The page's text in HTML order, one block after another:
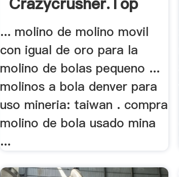
... molino de molino movil
con igual de oro para la
molino de bolas pequeno ...
molinos a bola denver para
uso mineria: taiwan . compra
molino de bola usado mina
...